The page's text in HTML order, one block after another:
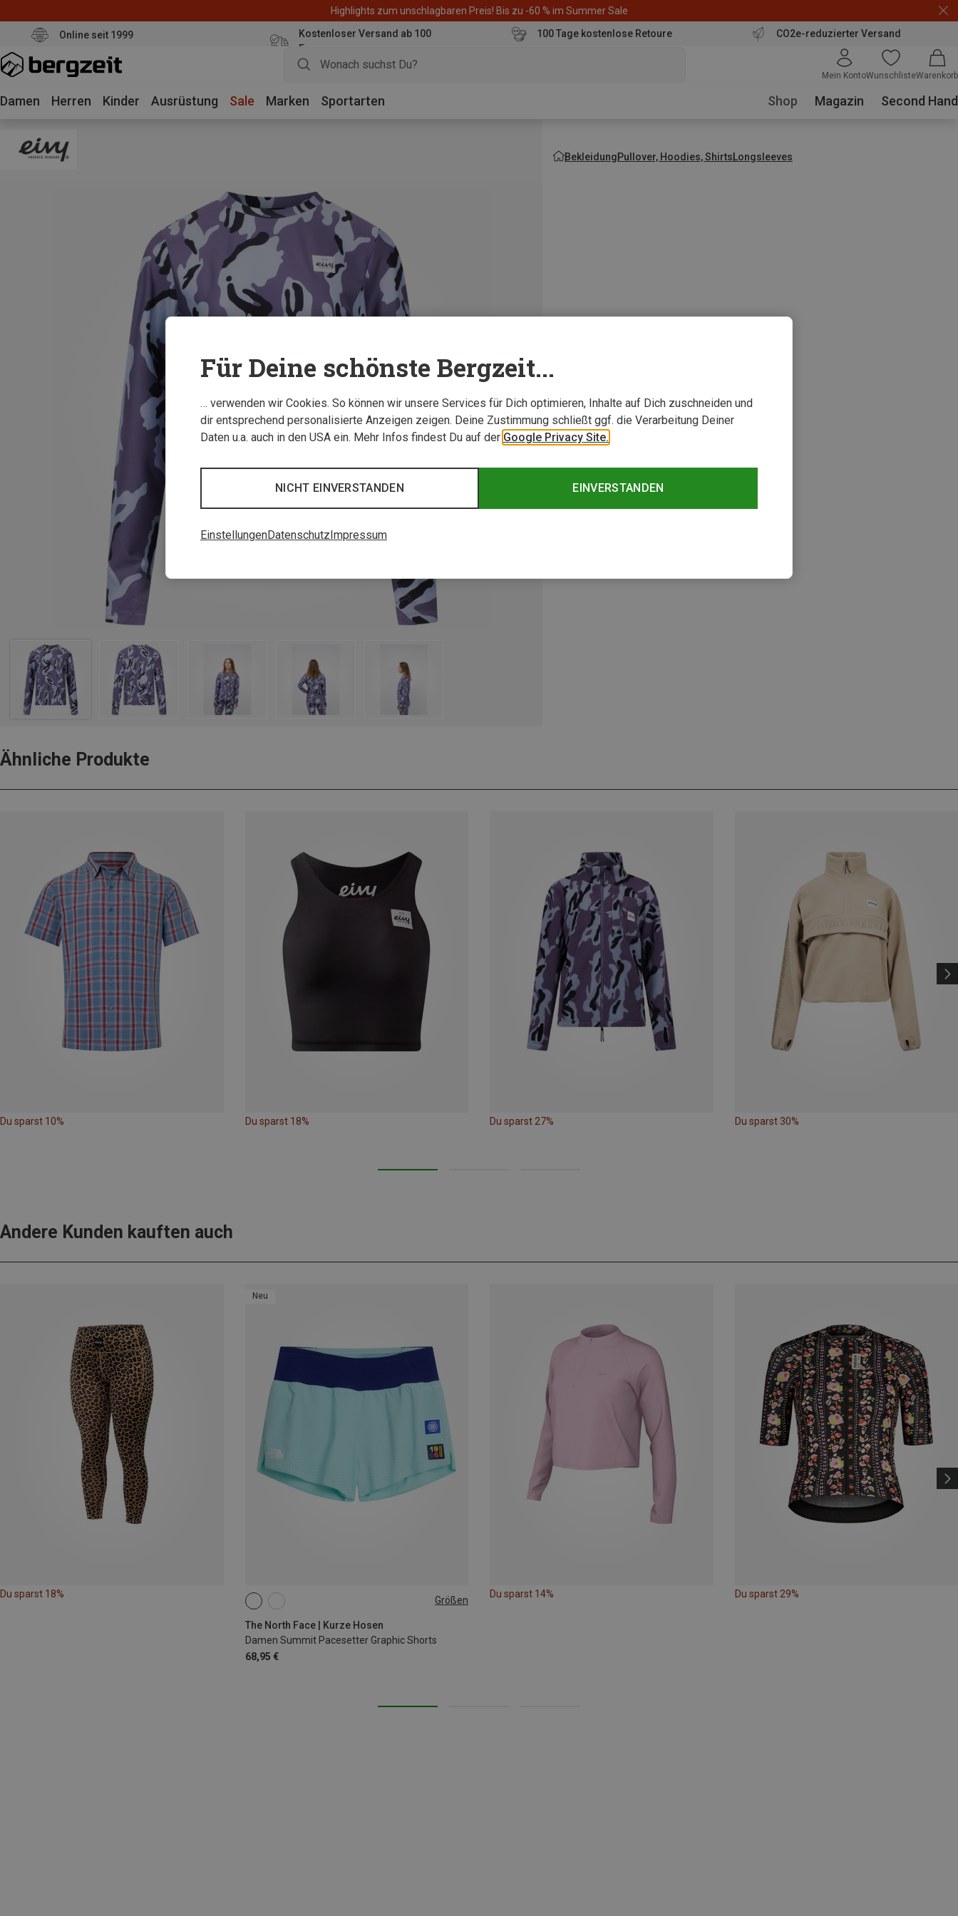
Highlights zum unschlagbaren Preis! Bis zu -60 % im Summer Sale
Online seit 1999
Kostenloser Versand ab 100
Euro
100 Tage kostenlose Retoure CO2e-reduzierter Versand
Mein KontoWunschlisteWarenkorb
Damen Herren Kinder Ausrüstung Sale Marken Sportarten Shop Magazin Second Hand
BekleidungPullover, Hoodies, ShirtsLongsleeves
Ähnliche Produkte
Du sparst 10% Du sparst 18% Du sparst 27% Du sparst 30%
Andere Kunden kauften auch
Du sparst 18%
Neu
Größen
The North Face | Kurze Hosen
Damen Summit Pacesetter Graphic Shorts
68,95 €
M L
Du sparst 14% Du sparst 29%
Für Deine schönste Bergzeit...
… verwenden wir Cookies. So können wir unsere Services für Dich optimieren, Inhalte auf Dich zuschneiden und
dir entsprechend personalisierte Anzeigen zeigen. Deine Zustimmung schließt ggf. die Verarbeitung Deiner
Daten u.a. auch in den USA ein. Mehr Infos findest Du auf der Google Privacy Site.
EINVERSTANDEN
NICHT EINVERSTANDEN
EinstellungenDatenschutzImpressum